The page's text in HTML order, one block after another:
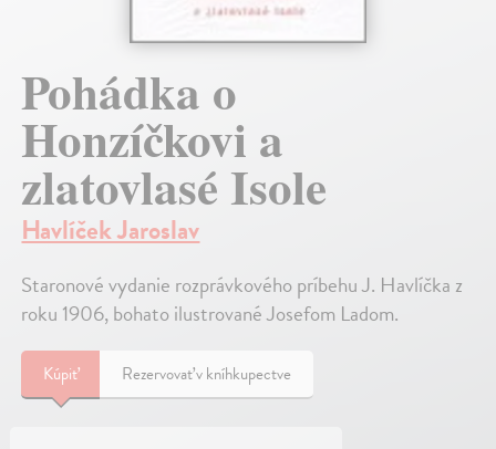
Pohádka o
Honzíčkovi a
zlatovlasé Isole
Havlíček Jaroslav
Staronové vydanie rozprávkového príbehu J. Havlíčka z
roku 1906, bohato ilustrované Josefom Ladom.
Kúpiť Rezervovať v kníhkupectve